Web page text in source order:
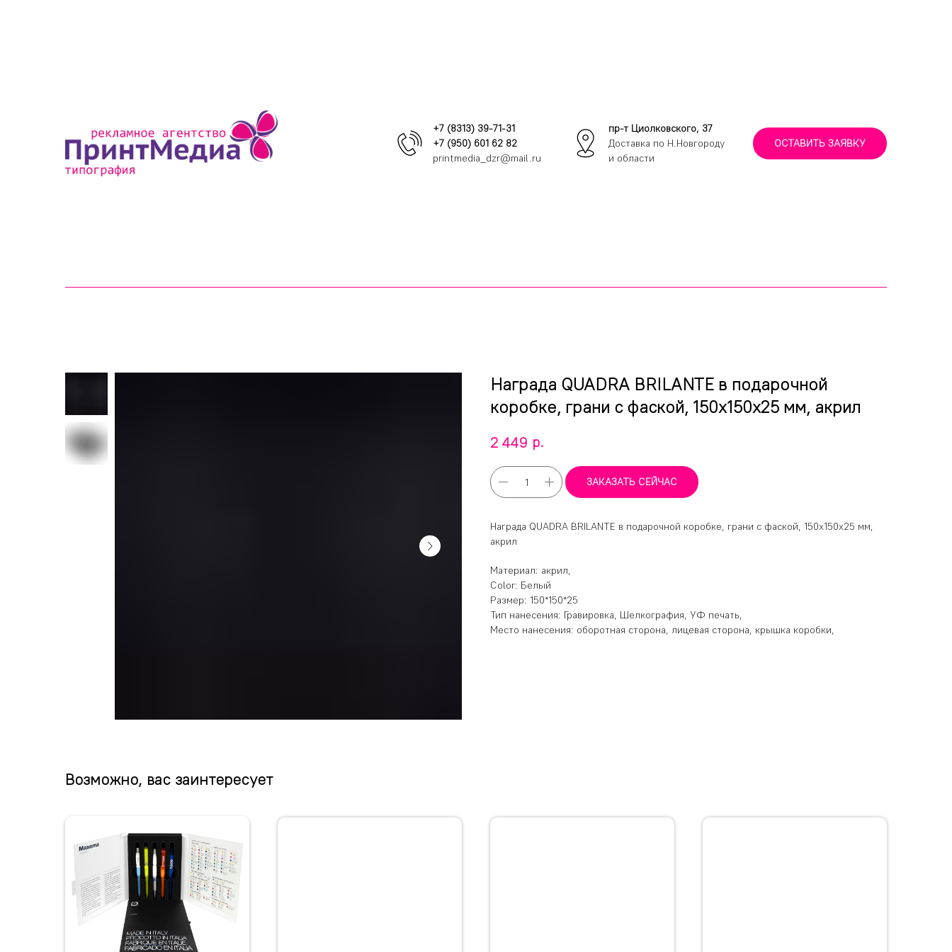
+7 (8313) 39-71-31
+7 (950) 601 62 82
printmedia_dzr@mail.ru
пр-т Циолковского, 37
Доставка по Н.Новгороду
и области
ОСТАВИТЬ ЗАЯВКУ
Награда QUADRA BRILANTE в подарочной
коробке, грани с фаской, 150х150х25 мм, акрил
2 449 р.
ЗАКАЗАТЬ СЕЙЧАС
Награда QUADRA BRILANTE в подарочной коробке, грани с фаской, 150х150х25 мм,
акрил
Материал: акрил,
Color: Белый
Размер: 150*150*25
Тип нанесения: Гравировка, Шелкография, УФ печать,
Место нанесения: оборотная сторона, лицевая сторона, крышка коробки,
Возможно, вас заинтересует